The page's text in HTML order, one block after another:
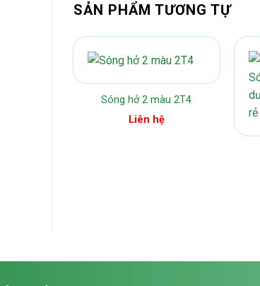
SẢN PHẨM TƯƠNG TỰ
Sóng hở 2 màu 2T4
Liên hệ